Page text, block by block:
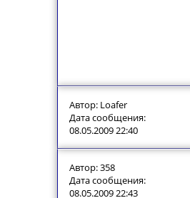
Автор: Loafer
Дата сообщения:
08.05.2009 22:40
Автор: 358
Дата сообщения:
08.05.2009 22:43